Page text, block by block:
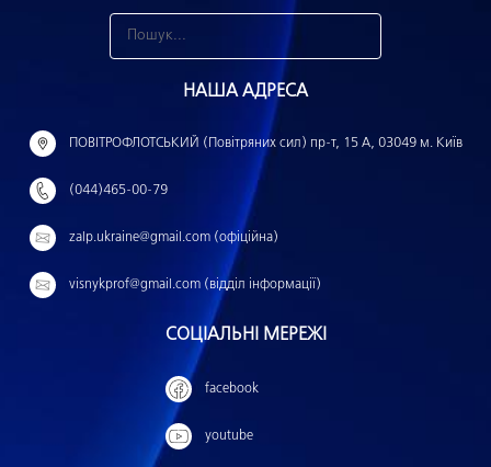
н
й
:
НАША АДРЕСА
ПОВІТРОФЛОТСЬКИЙ (Повітряних сил) пр-т, 15 А, 03049 м. Київ
(044)465-00-79
zalp.ukraine@gmail.com (офіційна)
visnykprof@gmail.com (відділ інформації)
СОЦІАЛЬНІ МЕРЕЖІ
facebook
youtube